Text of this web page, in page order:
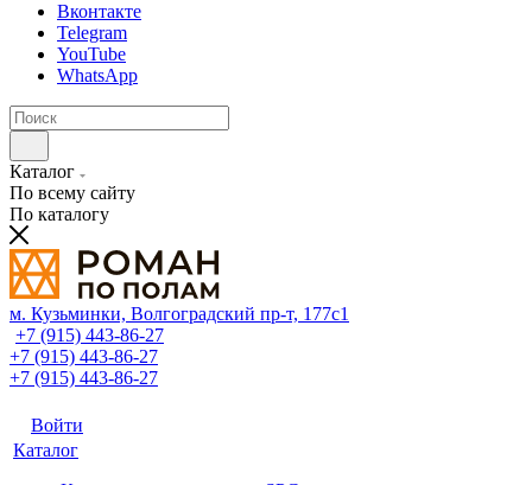
Вконтакте
Telegram
YouTube
WhatsApp
Каталог
По всему сайту
По каталогу
м. Кузьминки, Волгоградский пр‑т, 177с1
+7 (915) 443-86-27
+7 (915) 443-86-27
+7 (915) 443-86-27
Войти
Каталог